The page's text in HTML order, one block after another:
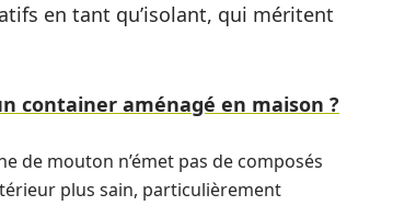
en tant qu’isolant, qui méritent
container aménagé en maison ?
de mouton n’émet pas de composés
plus sain, particulièrement